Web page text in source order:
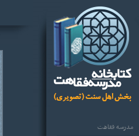
مدرسه فقاهت